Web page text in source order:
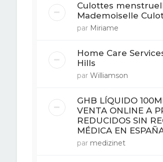
Culottes
Mademoiselle
par Miriame
Home Care
Hills
par Williamson
GHB LÍQUIDO
VENTA ONLINE A
REDUCIDOS SIN
MÉDICA EN
par medizinet